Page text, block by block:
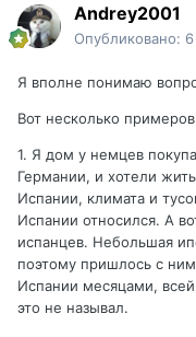
Andrey2001
Опубликовано:
Я вполне понимаю
Вот несколько примеров
1. Я дом у немцев
Германии, и хотели
Испании, климата и
Испании относился. А
испанцев. Небольшая
поэтому пришлось с
Испании месяцами,
это не называл.